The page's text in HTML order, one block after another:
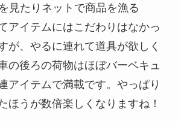
見たりネットで商品を漁る
アイテムにはこだわりはなかっ
が、やるに連れて道具が欲しく
の後ろの荷物はほぼバーベキュ
アイテムで満載です。やっぱり
ほうが数倍楽しくなりますね！